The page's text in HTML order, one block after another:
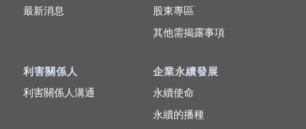
最新消息
股東專區
其他需揭露事項
利害關係人
利害關係人溝通
企業永續發展
永續使命
永續的播種